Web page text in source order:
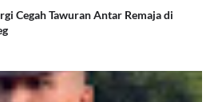
Cegah Tawuran Antar Remaja di